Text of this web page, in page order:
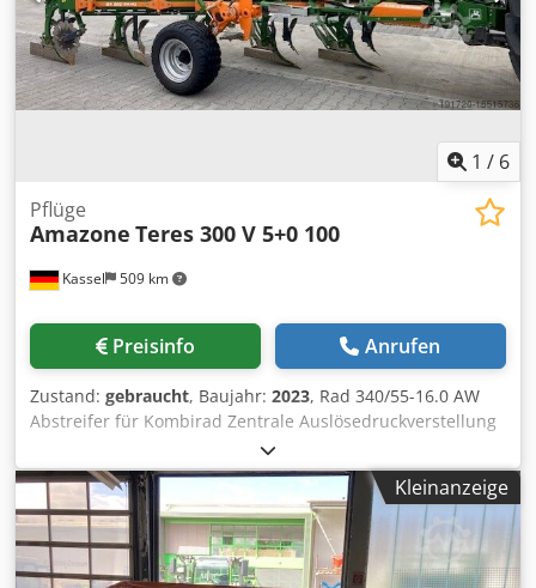
Zwischenverkauf vorbehalten.
1 / 6
Kassel 509 km
Pflüge
Amazone Teres 300 V 5+0 100
Preisinfo Anrufen
Zustand: gebraucht, Baujahr: 2023, Rad 340/55-16.0 AW
Abstreifer für Kombirad Zentrale Auslösedruckverstellung
/ Pflugkörper STU 40 Scharblatt 430 HD-Scharspitze
Scheibensech D 500 gezackt, 1 / gezackt Vorbereitung für
die Beleuchtung / Dsdet Eay Ejpfx Adkjwa
Kleinanzeige